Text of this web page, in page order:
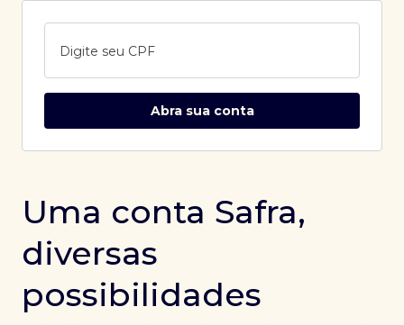
Digite seu CPF
Abra sua conta
Uma conta Safra,
diversas
possibilidades